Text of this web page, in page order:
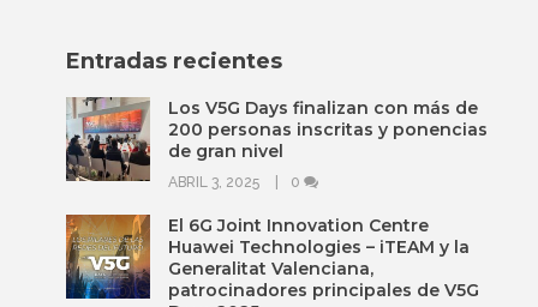
Entradas recientes
Los V5G Days finalizan con más de
200 personas inscritas y ponencias
de gran nivel
ABRIL 3, 2025 0
El 6G Joint Innovation Centre
Huawei Technologies – iTEAM y la
Generalitat Valenciana,
patrocinadores principales de V5G